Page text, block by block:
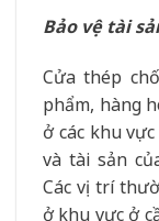
Bảo vệ tài
Cửa thép
phẩm, hàng
ở các khu
và tài sản
Các vị trí
ở khu vực ở